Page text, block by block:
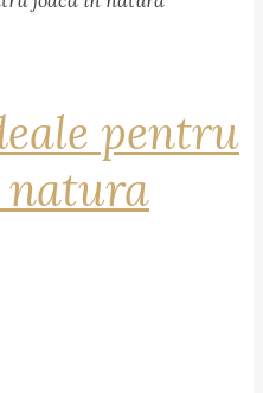
pentru
natura